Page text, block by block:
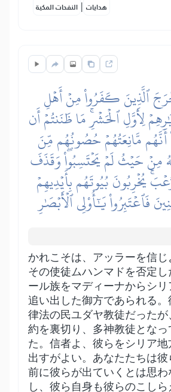
النفحات المكية | هدايات
ٱلَّذِينَ كَفَرُواْ مِنۡ أَهۡلِ
لِأَوَّلِ ٱلۡحَشۡرِۚ مَا ظَنَنتُمۡ أَن
أَنَّهُم مَّانِعَتُهُمۡ حُصُونُهُم مِّنَ
مِنۡ حَيۡثُ لَمۡ يَحۡتَسِبُواْۖ وَقَذَفَ
يُخۡرِبُونَ بُيُوتَهُم بِأَيۡدِيهِمۡ
فَٱعۡتَبِرُواْ يَٰٓأُوْلِي ٱلۡأَبۡصَٰرِ
かれこそは、アッラーを信じ
その使徒ムハンマドを否定し
ール族をマディーナからシリ
追い出した御方であられる。
律法の民ユダヤ教徒だったが
約を裏切り、多神教徒となっ
た。信者よ、彼らをシリア地
出すがよい。あなたたちは彼
前に彼らが出ていくとは思わ
し、彼ら自身も彼らのこし